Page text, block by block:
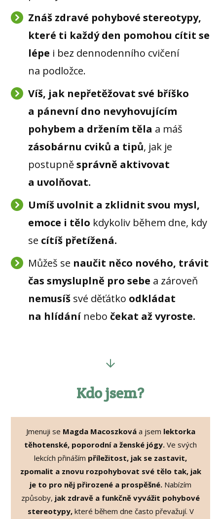
Znáš zdravé pohybové stereotypy,
které ti každý den pomohou cítit se
lépe i bez dennodenního cvičení
na podložce.
Víš, jak nepřetěžovat své bříško
a pánevní dno nevyhovujícím
pohybem a držením těla a máš
zásobárnu cviků a tipů, jak je
postupněsprávně aktivovat
a uvolňovat.
Umíš uvolnit a zklidnit svou mysl,
emoce i tělo kdykoliv během dne, kdy
se cítíš přetížená.
Můžeš se naučit něco nového, trávit
čas smysluplně pro sebe a zároveň
nemusíš své děťátko odkládat
na hlídánínebo čekat až vyroste.
Kdo jsem?
Jmenuji se Magda Macoszkováa jsem lektorka
těhotenské, poporodní a ženské jógy. Ve svých
lekcích přináším příležitost, jak se zastavit,
zpomalit a znovu rozpohybovat své tělo tak, jak
je to pro něj přirozené a prospěšné. Nabízím
způsoby, jak zdravě a funkčně vyvážit pohybové
stereotypy,které během dne často převažují. V